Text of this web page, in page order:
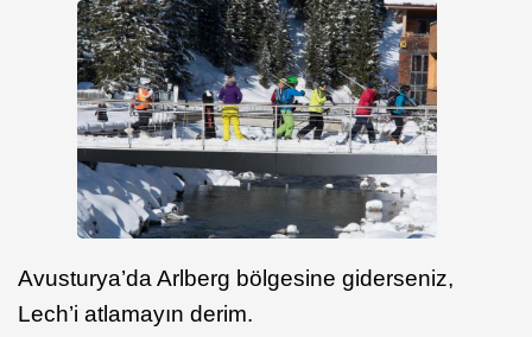
Avusturya’da Arlberg bölgesine giderseniz,
Lech’i atlamayın derim.